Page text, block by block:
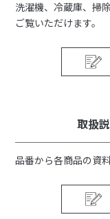
洗濯機、冷蔵庫、掃
ご覧いただけます。
取扱
品番から各商品の資